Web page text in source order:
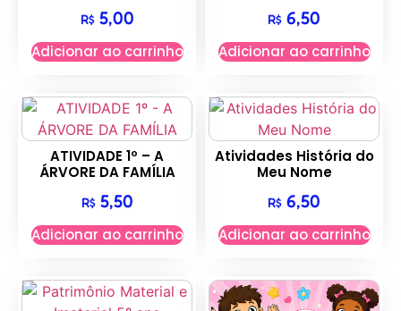
R$5,00
Adicionar ao carrinho
R$ 6,50
Adicionar ao carrinho
ATIVIDADE 1º – A
ÁRVORE DA FAMÍLIA
R$5,50
Adicionar ao carrinho
Atividades História do
Meu Nome
R$ 6,50
Adicionar ao carrinho